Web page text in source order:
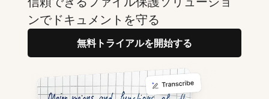
ンでドキュメントを守る
無料トライアルを開始する